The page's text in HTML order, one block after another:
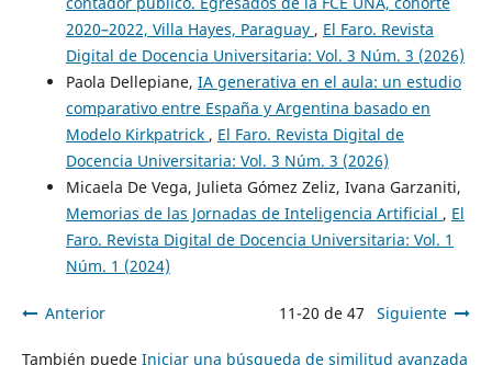
2020–2022, Villa Hayes, Paraguay , El Faro. Revista
Digital de Docencia Universitaria: Vol. 3 Núm. 3 (2026)
Paola Dellepiane, IA generativa en el aula: un estudio
comparativo entre España y Argentina basado en
Modelo Kirkpatrick , El Faro. Revista Digital de
Docencia Universitaria: Vol. 3 Núm. 3 (2026)
Micaela De Vega, Julieta Gómez Zeliz, Ivana Garzaniti,
Memorias de las Jornadas de Inteligencia Artificial , El
Faro. Revista Digital de Docencia Universitaria: Vol. 1
Núm. 1 (2024)
Anterior 11-20 de 47 Siguiente
También puede Iniciar una búsqueda de similitud avanzada